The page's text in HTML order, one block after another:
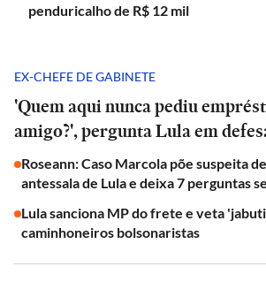
penduricalho de R$ 12 mil
EX-CHEFE DE GABINETE
'Quem aqui nunca pediu
amigo?', pergunta Lula em
Roseann: Caso Marcola põe suspeita
antessala de Lula e deixa 7 perguntas
Lula sanciona MP do frete e veta
caminhoneiros bolsonaristas